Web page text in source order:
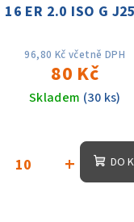
16 ER 2.0 ISO G
96,80 Kč včetně DPH
80 Kč
Skladem (30 ks)
+ DO